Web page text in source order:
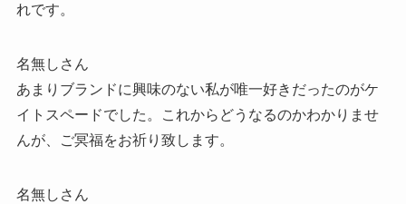
れです。
名無しさん
あまりブランドに興味のない私が唯一好きだったのがケ
イトスペードでした。これからどうなるのかわかりませ
んが、ご冥福をお祈り致します。
名無しさん